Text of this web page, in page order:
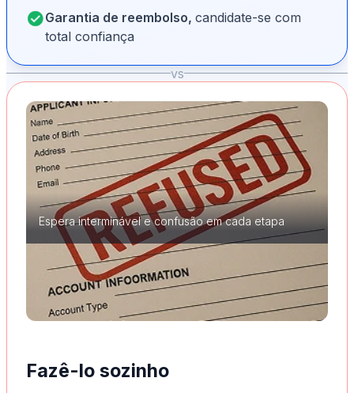
Garantia de reembolso, candidate-se com
total confiança
vs
Espera interminável e confusão em cada etapa
Fazê-lo sozinho